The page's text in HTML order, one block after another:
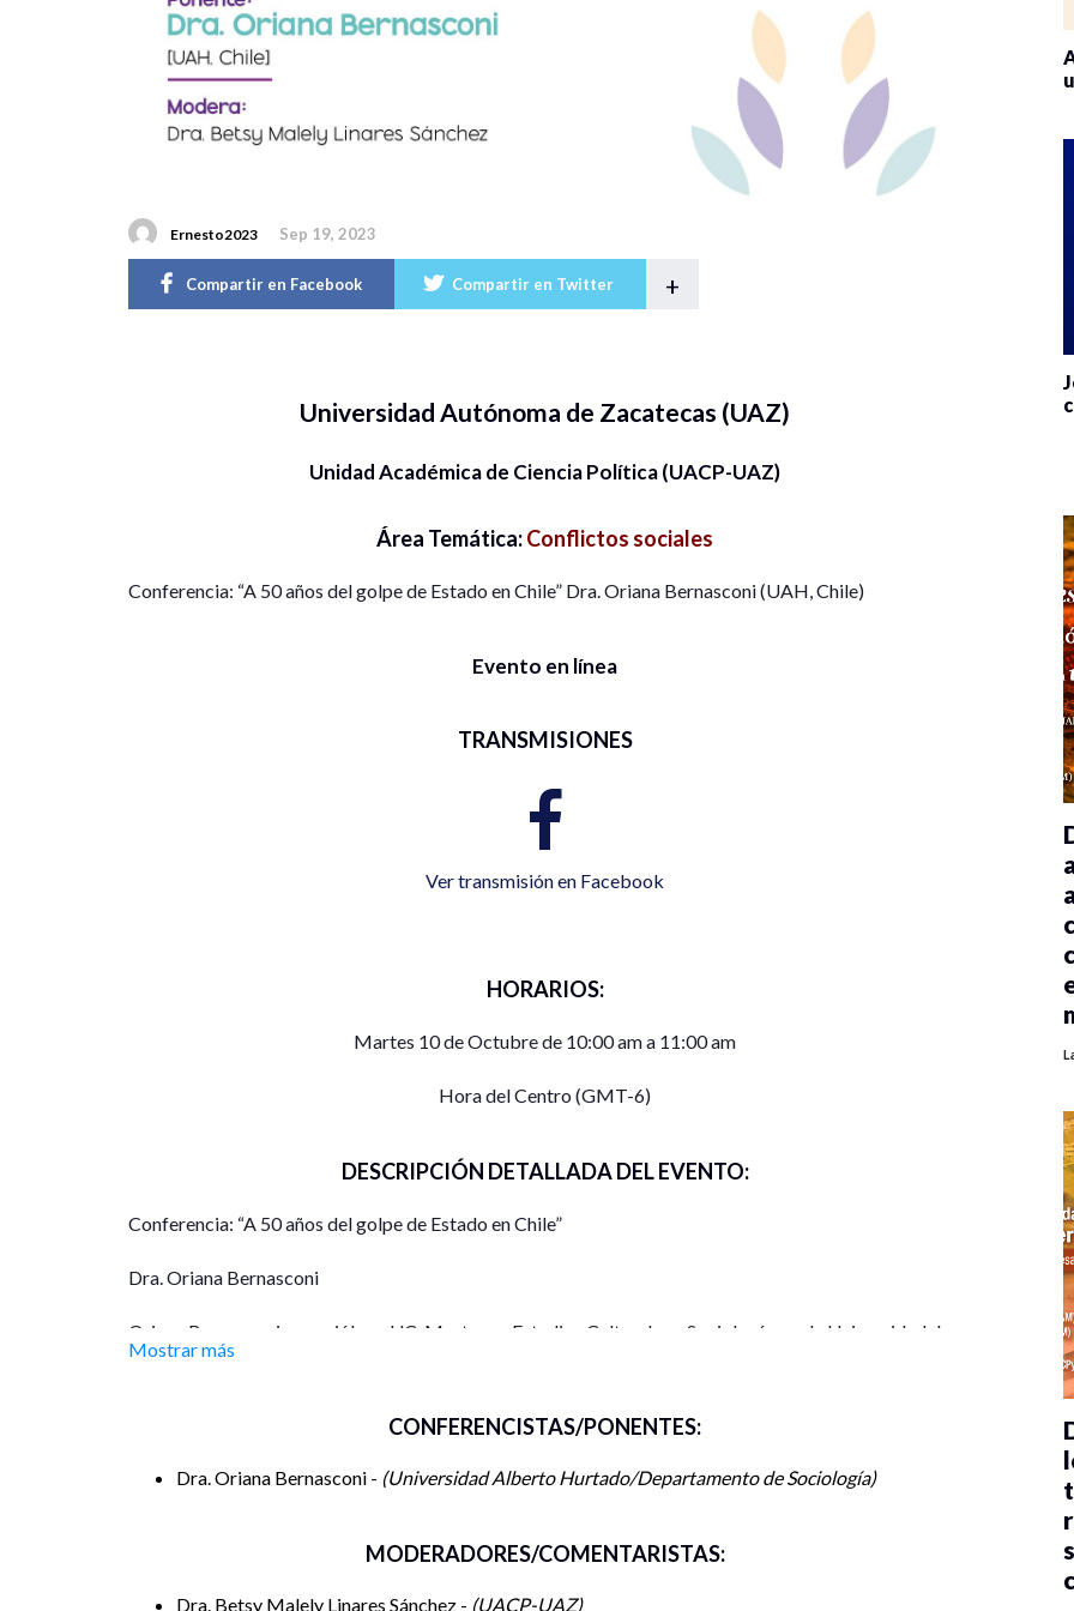
Ernesto2023 Sep 19, 2023
Compartir en Facebook Compartir en Twitter +
Universidad Autónoma de Zacatecas (UAZ)
Unidad Académica de Ciencia Política (UACP-UAZ)
Área Temática:Conflictos sociales
Conferencia: “A 50 años del golpe de Estado en Chile” Dra. Oriana Bernasconi (UAH, Chile)
Evento en línea
TRANSMISIONES
Ver transmisión en Facebook
HORARIOS:
Martes 10 de Octubre de 10:00 am a 11:00 am
Hora del Centro (GMT-6)
DESCRIPCIÓN DETALLADA DEL EVENTO:
Conferencia: “A 50 años del golpe de Estado en Chile”
Dra. Oriana Bernasconi
Oriana Bernasconi es socióloga UC, Master en Estudios Culturales y Sociología por la Universidad de
Birmingham y Doctora en Sociología por la London School of Economics.
Es Profesora Titular y Directora del Doctorado en Sociología de la Universidad Alberto Hurtado,
Milenio de investigación en Violencia y Democracia .Sus temas de investigación son sociología del
empíricas en tiempos actuales” (Editorial Universidad Alberto Hurtado) y en 2019 “Resistance to
Political Violence in Latin America: Documenting Atrocity” (Palgrave Macmillan) reeditado en español
Mostrar más
CONFERENCISTAS/PONENTES:
Dra. Oriana Bernasconi - Universidad Alberto Hurtado/Departamento de Sociología
MODERADORES/COMENTARISTAS:
Dra. Betsy Malely Linares Sánchez - UACP-UAZ